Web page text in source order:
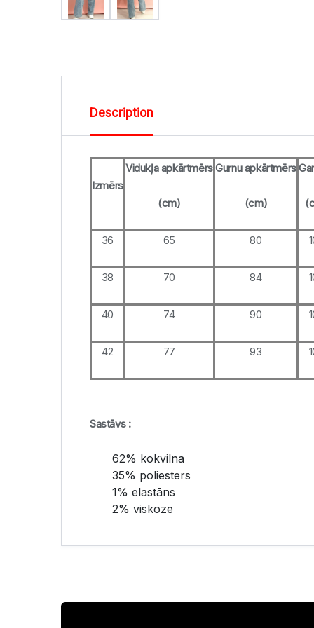
Description
Izmērs
Vidukļa apkārtmērs
(cm)
Gurnu apkārtmērs
(cm)
36 65 80
38 70 84
40 74 90
42 77 93
Sastāvs :
62% kokvilna
35% poliesters
1% elastāns
2% viskoze